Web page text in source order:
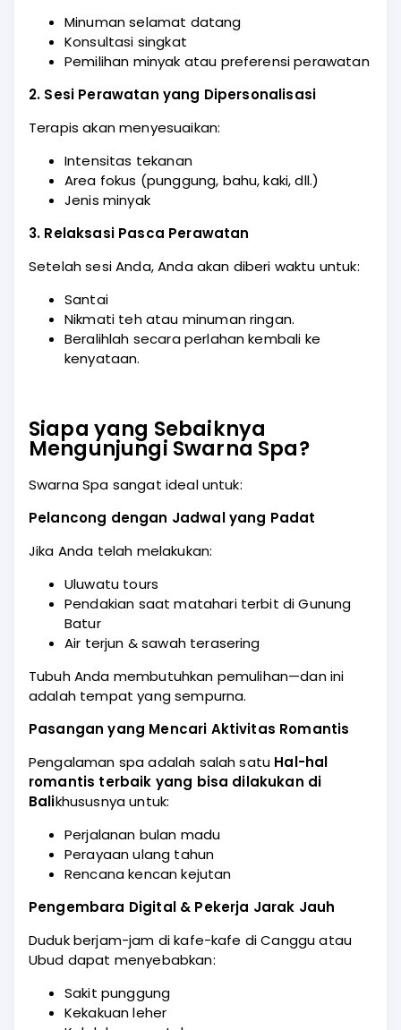
Minuman selamat datang
Konsultasi singkat
Pemilihan minyak atau preferensi perawatan
2. Sesi Perawatan yang Dipersonalisasi
Terapis akan menyesuaikan:
Intensitas tekanan
Area fokus (punggung, bahu, kaki, dll.)
Jenis minyak
3. Relaksasi Pasca Perawatan
Setelah sesi Anda, Anda akan diberi waktu untuk:
Santai
Nikmati teh atau minuman ringan.
Beralihlah secara perlahan kembali ke
kenyataan.
Siapa yang Sebaiknya
Mengunjungi Swarna Spa?
Swarna Spa sangat ideal untuk:
Pelancong dengan Jadwal yang Padat
Jika Anda telah melakukan:
Uluwatu tours
Pendakian saat matahari terbit di Gunung
Batur
Air terjun & sawah terasering
Tubuh Anda membutuhkan pemulihan—dan ini
adalah tempat yang sempurna.
Pasangan yang Mencari Aktivitas Romantis
Pengalaman spa adalah salah satu Hal-hal
romantis terbaik yang bisa dilakukan di
Balikhususnya untuk:
Perjalanan bulan madu
Perayaan ulang tahun
Rencana kencan kejutan
Pengembara Digital & Pekerja Jarak Jauh
Duduk berjam-jam di kafe-kafe di Canggu atau
Ubud dapat menyebabkan:
Sakit punggung
Kekakuan leher